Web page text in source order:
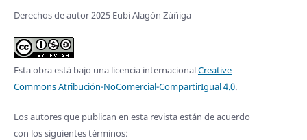
Derechos de autor 2025 Eubi Alagón Zúñiga
Esta obra está bajo una licencia internacionalCreative
Commons Atribución-NoComercial-CompartirIgual 4.0.
Los autores que publican en esta revista están de acuerdo
con los siguientes términos: